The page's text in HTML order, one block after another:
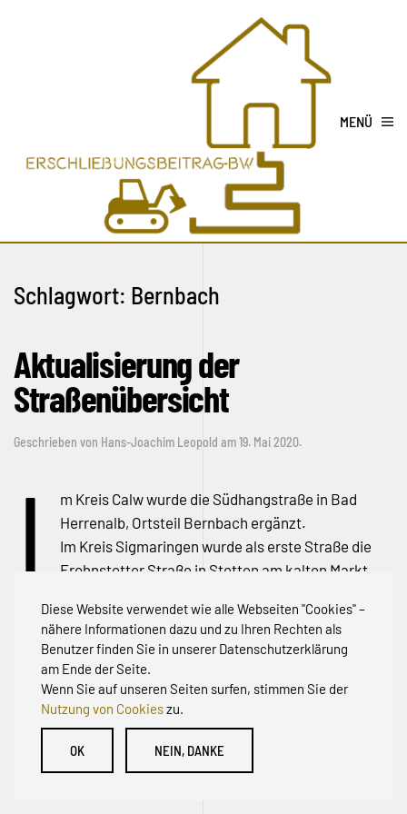
Diese Website verwendet wie alle Webseiten "Cookies" –
nähere Informationen dazu und zu Ihren Rechten als
Benutzer finden Sie in unserer Datenschutzerklärung
am Ende der Seite.
Wenn Sie auf unseren Seiten surfen, stimmen Sie der
Nutzung von Cookieszu.
OK NEIN, DANKE
MENÜ
Schlagwort: Bernbach
Aktualisierung der
Straßenübersicht
Geschrieben von Hans-Joachim Leopold am19. Mai 2020.
I
m Kreis Calw wurde die Südhangstraße in Bad
Herrenalb, Ortsteil Bernbach ergänzt.
Im Kreis Sigmaringen wurde als erste Straße die
Frohnstetter Straße in Stetten am kalten Markt
Unsere aktuelle Karte finden Siehier.
© Initiative zur Abwehr von Erschließungsbeiträgen für